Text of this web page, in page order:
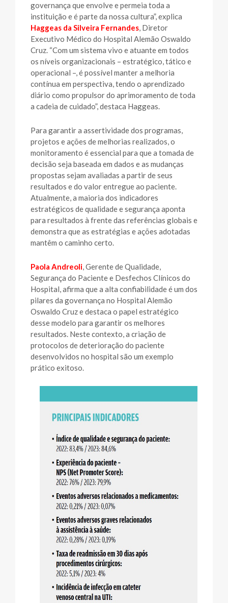
governança que envolve e permeia toda a
instituição e é parte da nossa cultura”, explica
Haggeas da Silveira Fernandes, Diretor
Executivo Médico do Hospital Alemão Oswaldo
Cruz. “Com um sistema vivo e atuante em todos
os níveis organizacionais – estratégico, tático e
operacional –, é possível manter a melhoria
contínua em perspectiva, tendo o aprendizado
diário como propulsor do aprimoramento de toda
a cadeia de cuidado”, destaca Haggeas.
Para garantir a assertividade dos programas,
projetos e ações de melhorias realizados, o
monitoramento é essencial para que a tomada de
decisão seja baseada em dados e as mudanças
propostas sejam avaliadas a partir de seus
resultados e do valor entregue ao paciente.
Atualmente, a maioria dos indicadores
estratégicos de qualidade e segurança aponta
para resultados à frente das referências globais e
demonstra que as estratégias e ações adotadas
mantêm o caminho certo.
Paola Andreoli, Gerente de Qualidade,
Segurança do Paciente e Desfechos Clínicos do
Hospital, afirma que a alta confiabilidade é um dos
pilares da governança no Hospital Alemão
Oswaldo Cruz e destaca o papel estratégico
desse modelo para garantir os melhores
resultados. Neste contexto, a criação de
protocolos de deterioração do paciente
desenvolvidos no hospital são um exemplo
prático exitoso.